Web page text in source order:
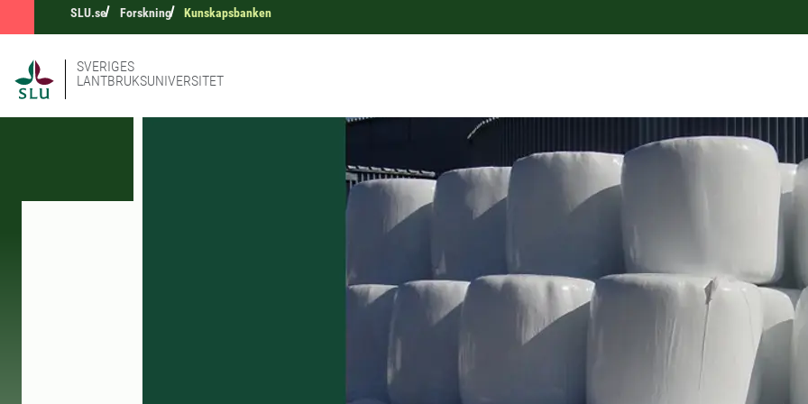
SLU.se Forskning Kunskapsbanken
SVERIGES
LANTBRUKSUNIVERSITET